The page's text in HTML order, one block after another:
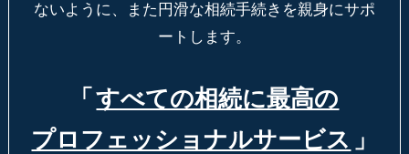
ないように、
また円滑な相続手続きを親身にサポ
ートします。
「 すべての相続に最高の
プロフェッショナルサービス 」